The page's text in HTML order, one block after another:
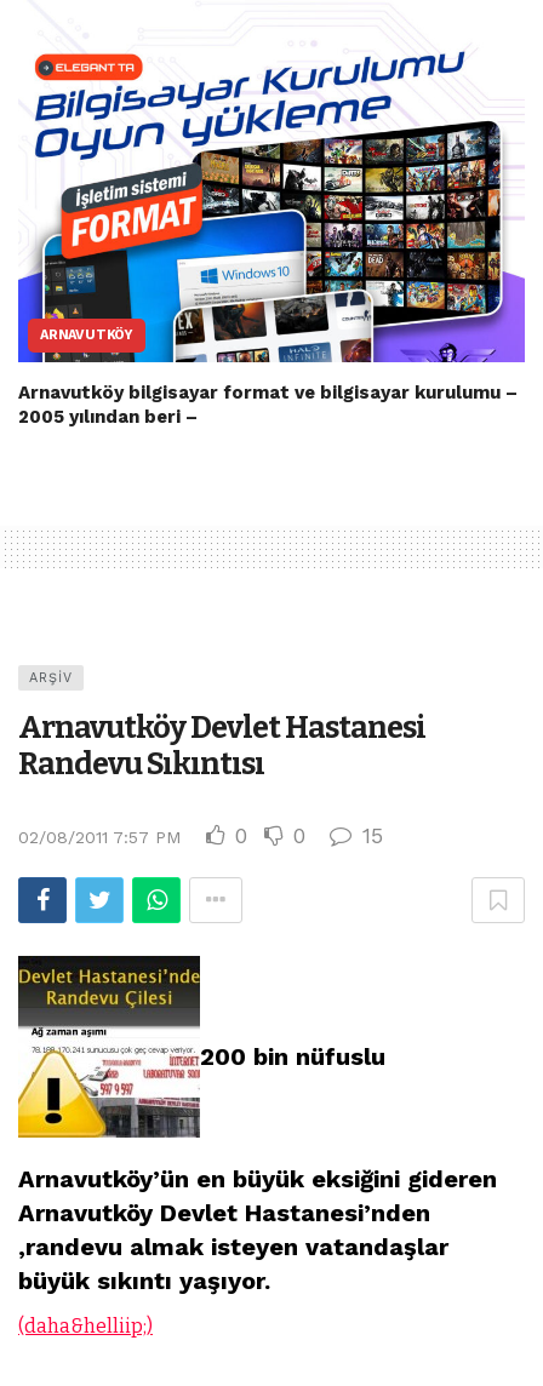
ARNAVUTKÖY
Arnavutköy bilgisayar format ve bilgisayar kurulumu –
2005 yılından beri –
ARŞIV
Arnavutköy Devlet Hastanesi
Randevu Sıkıntısı
02/08/2011 7:57 PM 0 0 15
200 bin nüfuslu
Arnavutköy’ün en büyük eksiğini gideren
Arnavutköy Devlet Hastanesi’nden
,randevu almak isteyen vatandaşlar
büyük sıkıntı yaşıyor.
(daha&helliip;)